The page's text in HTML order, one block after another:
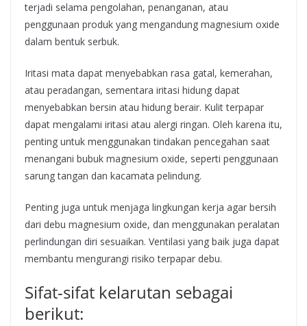
terjadi selama pengolahan, penanganan, atau
penggunaan produk yang mengandung magnesium oxide
dalam bentuk serbuk.
Iritasi mata dapat menyebabkan rasa gatal, kemerahan,
atau peradangan, sementara iritasi hidung dapat
menyebabkan bersin atau hidung berair. Kulit terpapar
dapat mengalami iritasi atau alergi ringan. Oleh karena itu,
penting untuk menggunakan tindakan pencegahan saat
menangani bubuk magnesium oxide, seperti penggunaan
sarung tangan dan kacamata pelindung.
Penting juga untuk menjaga lingkungan kerja agar bersih
dari debu magnesium oxide, dan menggunakan peralatan
perlindungan diri sesuaikan. Ventilasi yang baik juga dapat
membantu mengurangi risiko terpapar debu.
Sifat-sifat kelarutan sebagai
berikut: